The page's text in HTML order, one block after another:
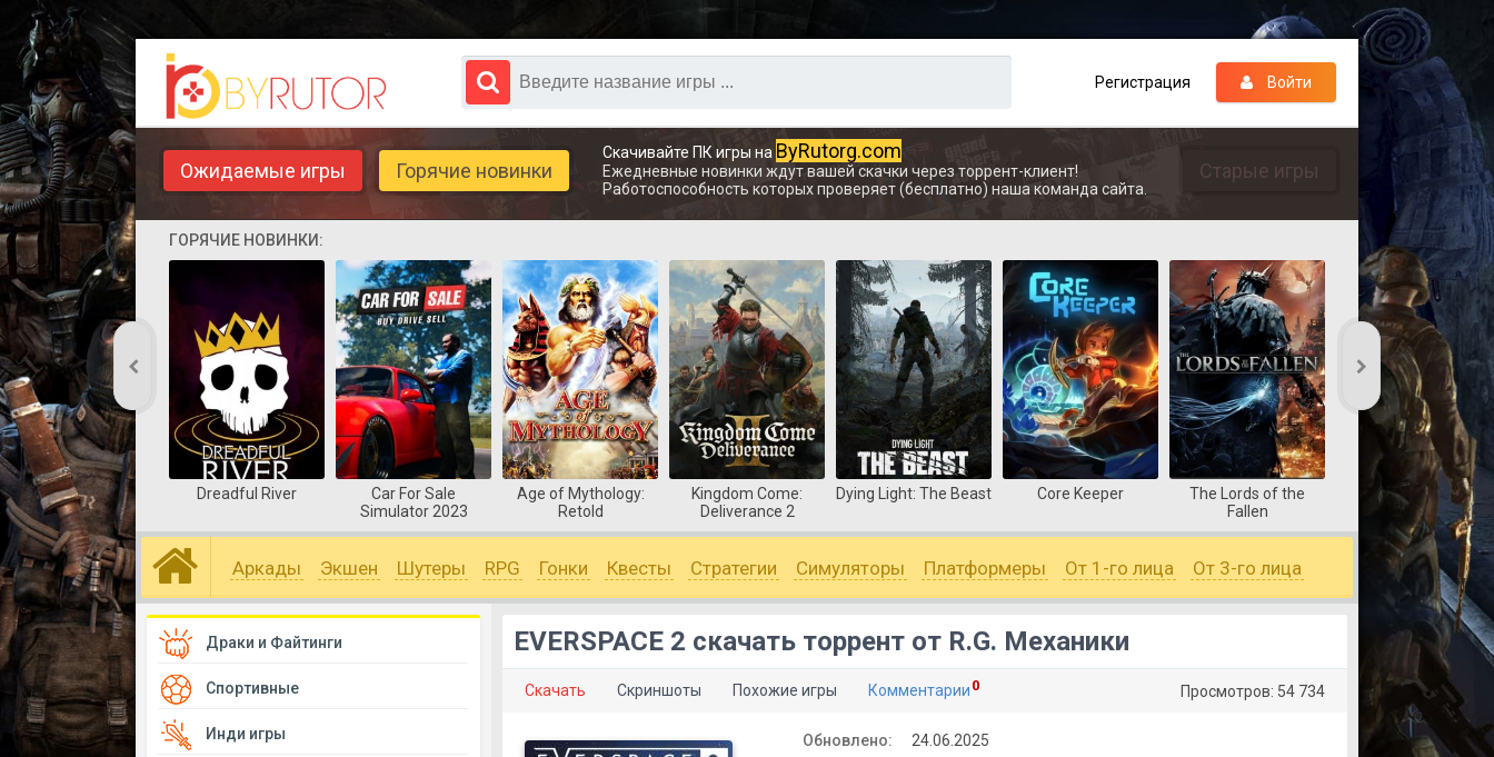
Регистрация Войти
Ожидаемые игры Горячие новинки Старые игры
Скачивайте ПК игры на ByRutorg.com
Ежедневные новинки ждут вашей скачки через торрент-клиент!
Работоспособность которых проверяет (бесплатно) наша команда сайта.
ГОРЯЧИЕ НОВИНКИ:
Dreadful River
Car For Sale
Simulator 2023
Age of Mythology:
Retold
Kingdom Come:
Deliverance 2
Dying Light: The Beast Core Keeper
The Lords of the
Fallen
REANIMAL
Аркады Экшен Шутеры RPG Гонки Квесты Стратегии Симуляторы Платформеры От 1-го лица От 3-го лица
EVERSPACE 2 скачать торрент от R.G. Механики
Скачать Скриншоты Похожие игры Комментарии 0 Просмотров: 54 734
Обновлено:
24.06.2025
Драки и Файтинги
Спортивные
Инди игры